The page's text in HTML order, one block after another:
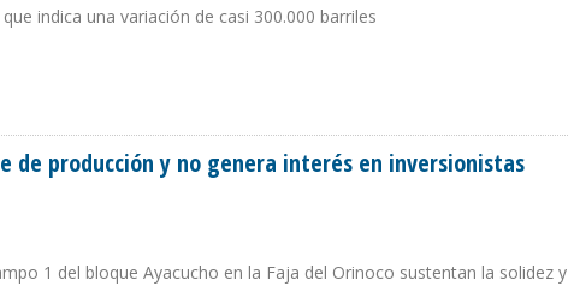
indica una variación de casi 300.000 barriles
de producción y no genera interés en inversionistas
1 del bloque Ayacucho en la Faja del Orinoco sustentan la solidez